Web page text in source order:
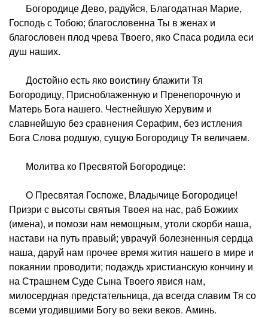
Богородице Дево, радуйся, Благодатная Марие,
Господь с Тобою; благословенна Ты в женах и
благословен плод чрева Твоего, яко Спаса родила еси
душ наших.
Достойно есть яко воистину блажити Тя
Богородицу, Присноблаженную и Пренепорочную и
Матерь Бога нашего. Честнейшую Херувим и
славнейшую без сравнения Серафим, без истления
Бога Слова родшую, сущую Богородицу Тя величаем.
Молитва ко Пресвятой Богородице:
О Пресвятая Госпоже, Владычице Богородице!
Призри с высоты святыя Твоея на нас, раб Божиих
(имена), и помози нам немощным, утоли скорби наша,
настави на путь правый; уврачуй болезненныя сердца
наша, даруй нам прочее время жития нашего в мире и
покаянии проводити; подаждь христианскую кончину и
на Страшнем Суде Сына Твоего явися нам,
милосердная предстательница, да всегда славим Тя со
всеми угодившими Богу во веки веков. Аминь.